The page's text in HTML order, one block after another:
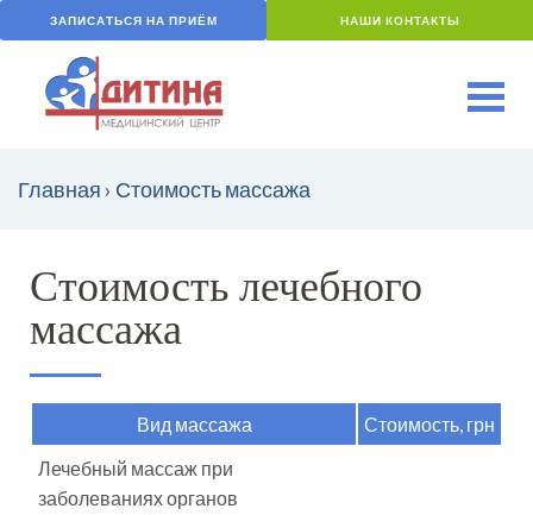
ЗАПИСАТЬСЯ НА ПРИЁМ НАШИ КОНТАКТЫ
Главная › Стоимость массажа
Стоимость лечебного
массажа
Вид массажа
Стоимость, грн
Лечебный массаж при
заболеваниях органов